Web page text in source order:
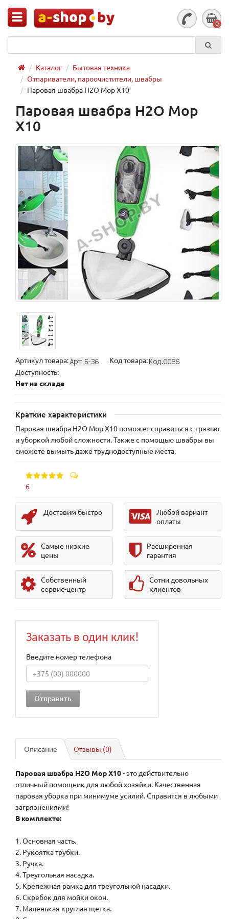
0
Каталог
Бытовая техника
Отпариватели, пароочистители, швабры
Паровая швабра H2O Mop X10
Паровая швабра H2O Mop
X10
Артикул товара:
Код товара:
Доступность:
Нет на складе
Краткие характеристики
Паровая швабра H2O Mop X10 поможет справиться с грязью
и уборкой любой сложности. Также с помощью швабры вы
сможете вымыть даже труднодоступные места.
6
Доставим быстро
Любой вариант
оплаты
Самые низкие
цены
Расширенная
гарантия
Собственный
сервис-центр
Сотни довольных
клиентов
Заказать в один клик!
Введите номер телефона
Описание Отзывы (0)
Паровая швабра H2O Mop X10- это действительно
отличный помощник для любой хозяйки. Качественная
паровая уборка при минимуме усилий. Справится в любыми
загрязнениями!
В комплекте:
1. Основная часть.
2. Рукоятка трубки.
3. Ручка.
4. Треугольная насадка.
5. Крепежная рамка для треугольной насадки.
6. Скребок для мойки окон.
7. Маленькая круглая щетка.